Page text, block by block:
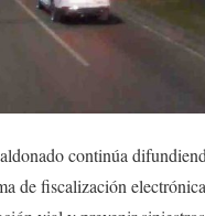
continúa
de fiscalización